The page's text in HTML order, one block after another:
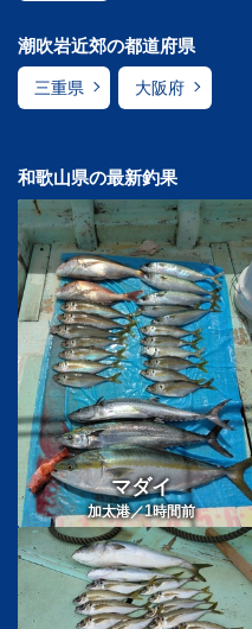
潮吹岩近郊の都道府県
三重県 大阪府
和歌山県の最新釣果
マダイ
加太港／1時間前